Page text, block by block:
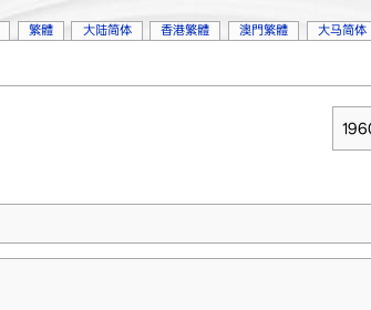
繁體 大陆简体 香港繁體 澳門繁體 大马简体